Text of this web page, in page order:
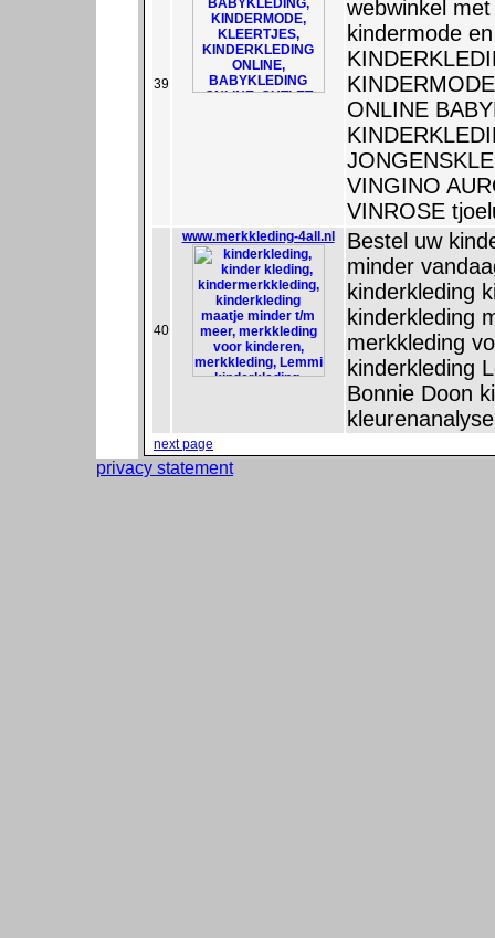
39
webwinkel
kindermode
ONLINE
VINGINO
VINROSE
40
www.merkkleding-4all.nl
Bestel uw
minder
kinderkleding
kinderkleding
merkkleding
kinderkleding
Bonnie Doon
next page
privacy statement